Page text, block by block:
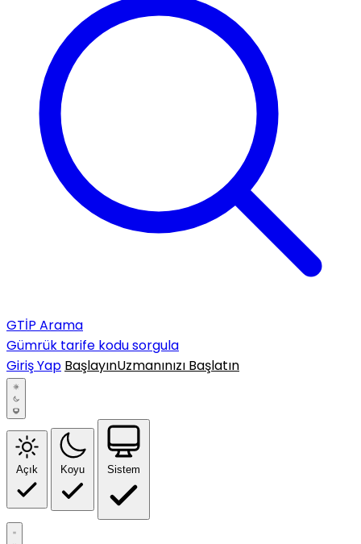
GTİP Arama
Gümrük tarife kodu sorgula
Giriş Yap BaşlayınUzmanınızı Başlatın
Açık Koyu Sistem